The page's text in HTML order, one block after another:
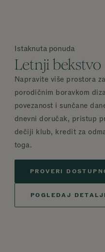
Istaknuta ponuda
Letnji bekstvo
Napravite više prostora
porodičnim boravkom
povezanost i sunčane
dnevni doručak, pristup
dečiji klub, kredit za
toga.
PROVERI
POGLEDAJ